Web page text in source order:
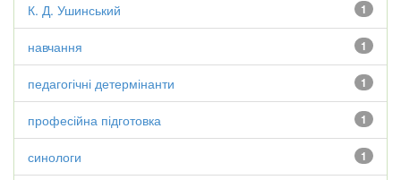
1
К. Д. Ушинський
1
навчання
1
педагогічні детермінанти
1
професійна підготовка
1
синологи